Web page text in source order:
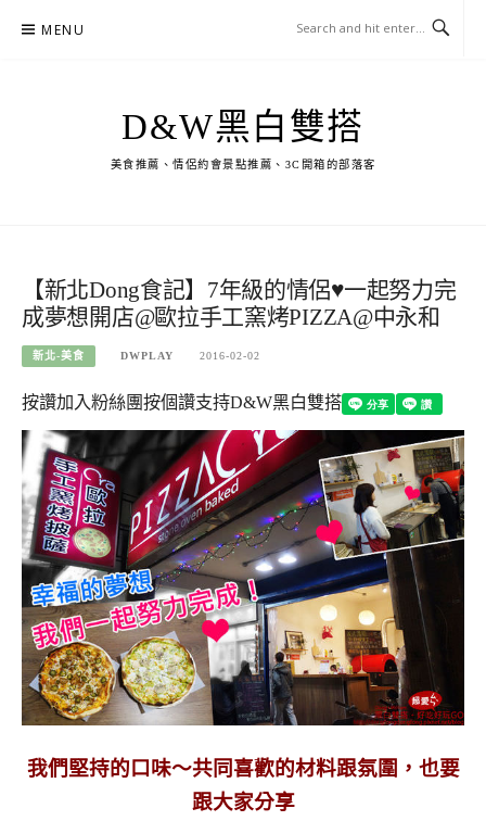
MENU
D&W黑白雙搭
美食推薦、情侶約會景點推薦、3C開箱的部落客
【新北Dong食記】7年級的情侶♥一起努力完
成夢想開店@歐拉手工窯烤PIZZA@中永和
新北-美食 DWPLAY 2016-02-02
按讚加入粉絲團按個讚支持D&W黑白雙搭
我們堅持的口味～共同喜歡的材料跟氛圍，也要
跟大家分享